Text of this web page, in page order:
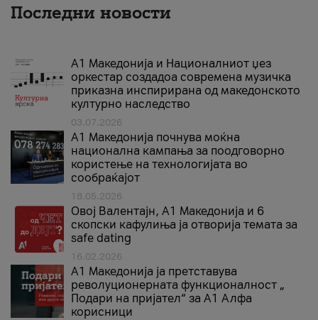
Последни новости
А1 Македонија и Националниот џез
оркестар создадоа современа музичка
приказна инспирирана од македонското
културно наследство
03.07.2026
A1 Македонија почнува моќна
национална кампања за поодговорно
користење на технологијата во
сообраќајот
18.05.2026
Овој Валентајн, A1 Македонија и 6
скопски кафулиња ја отворија темата за
safe dating
16.02.2026
А1 Македонија ја претставува
револуционерната функционалност „
Подари на пријател“ за А1 Алфа
корисници